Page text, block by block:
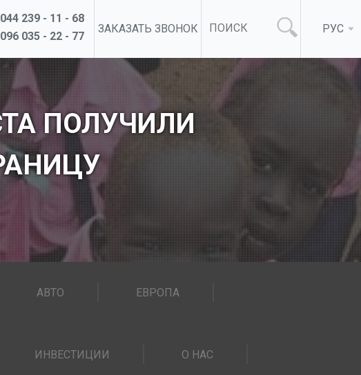
044 239 - 11 - 68
096 035 - 22 - 77
ЗАКАЗАТЬ ЗВОНОК РУС
ПОЛУЧИЛИ
АВТО ЕВРОПА
ИНВЕСТИЦИИ О НАС